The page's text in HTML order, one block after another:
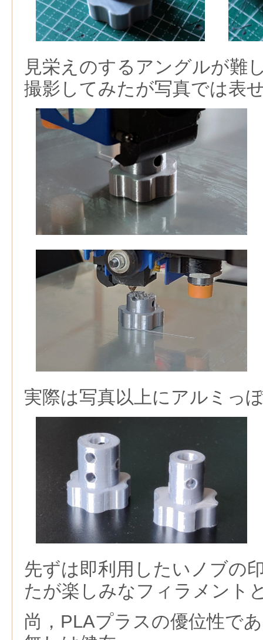
見栄えのするアングルが難
撮影してみたが写真では表
実際は写真以上にアルミっ
先ずは即利用したいノブの
たが楽しみなフィラメント
尚，PLAプラスの優位性で